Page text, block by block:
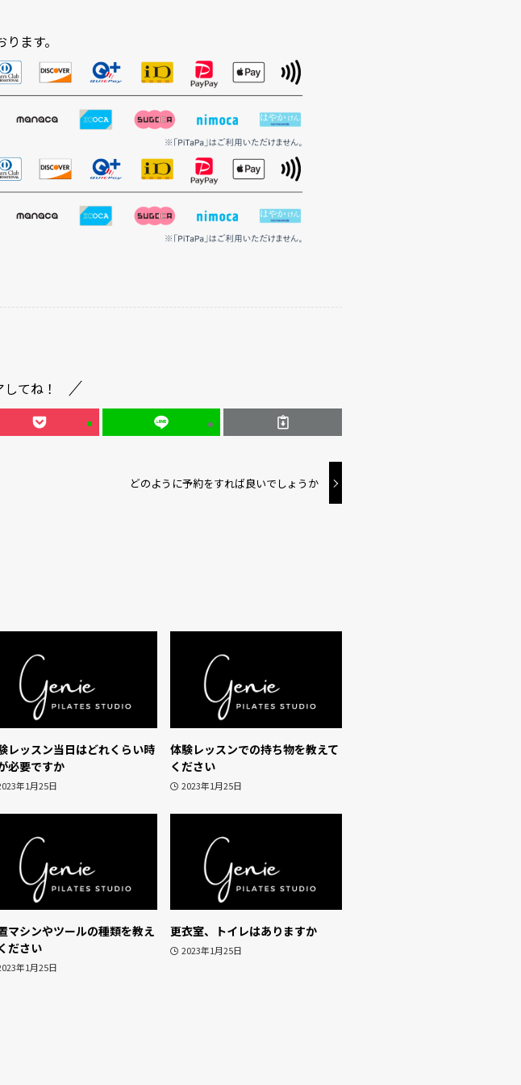
ます。
てね！
どのように予約をすれば良いでしょうか
レッスン当日はどれくらい時
必要ですか
年1月25日
体験レッスンでの持ち物を教えて
ください
2023年1月25日
マシンやツールの種類を教え
ださい
年1月25日
更衣室、トイレはありますか
2023年1月25日